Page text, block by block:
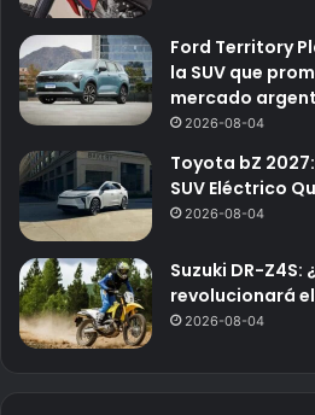
Ford Territory
la SUV que
mercado
2026-08-04
Toyota bZ
SUV Eléctrico
2026-08-04
Suzuki DR-Z4S:
revolucionará
2026-08-04